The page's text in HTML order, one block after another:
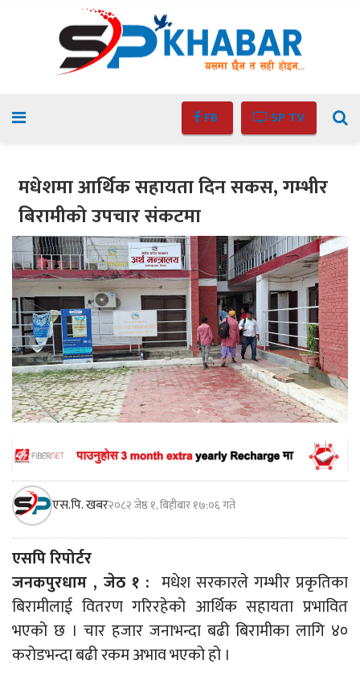
FB SP TV
मधेशमा आर्थिक सहायता दिन सकस, गम्भीर
बिरामीको उपचार संकटमा
एस.पि. खबर२०८२ जेष्ठ १, बिहीबार १७:०६ गते
एसपि रिपोर्टर
जनकपुरधाम , जेठ १ :मधेश सरकारले गम्भीर प्रकृतिका
बिरामीलाई वितरण गरिरहेको आर्थिक सहायता प्रभावित
भएको छ । चार हजार जनाभन्दा बढी बिरामीका लागि ४०
करोडभन्दा बढी रकम अभाव भएको हो ।